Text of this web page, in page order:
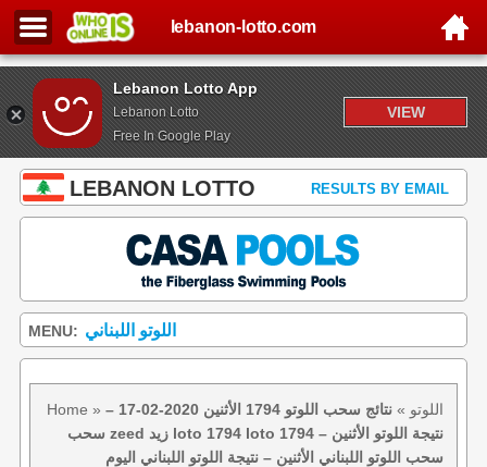
Lebanon Lotto App
Lebanon Lotto
Free In Google Play
VIEW
lebanon-lotto.com
LEBANON LOTTO RESULTS BY EMAIL
MENU: اللوتو اللبناني
Home » اللوتو »
نتائج سحب اللوتو 1794 الأثنين 2020-02-17 –
سحب zeed زيد loto 1794 loto 1794 نتيجة اللوتو الأثنين –
سحب اللوتو اللبناني الأثنين – نتيجة اللوتو اللبناني اليوم